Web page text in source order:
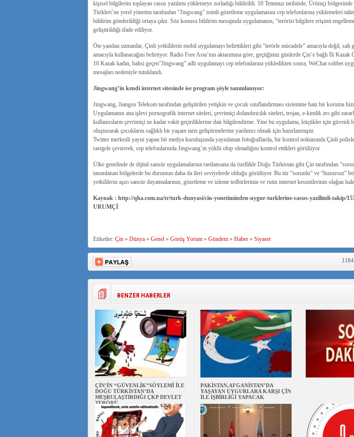
kişisel bilgilerini toplayan casus yazılımı yüklemeye zorladığı bildirildi. 10 Temmuz tarihinde, Ürümçi
Türkleri’ne yerel yönetim tarafından “Jingwang” isimli gözetleme uygulamasını cep telefonlarına yüklemeleri
bildirim gönderildiği ortaya çıktı. Söz konusu bildirim mesajında uygulamanın, “terörist bilgilere erişimi
geliştirildiği ifade ediliyor.
Öte yandan uzmanlar, Çinli yetkililerin mobil uygulamayı belirttikleri gibi “terörle mücadele” amacıyla değil, salt
amacıyla kullanacağını belirtiyor. Radio Free Asia’nın aktarımına göre, geçtiğimiz günlerde Çin’e bağlı İli Kazak
10 Kazak kadın, bahsi geçen”Jingwang” adlı uygulamayı cep telefonlarına yükledikten sonra, WeChat sohbet
mesajları nedeniyle tutuklandı.
Jingwang’in kendi internet sitesinde ise program şöyle tanımlanıyor:
Jingwang, Jiangsu Telekom tarafından geliştirilen yetişkin ve çocuk sınıflandırması sistemine haiz bir koruma
Uygulamanın ana işlevi pornografik internet siteleri, çevrimiçi dolandırıcılık siteleri, trojan, e-kimlik avı gibi
kullanıcıların çevrimiçi ne kadar vakit geçirdiklerine dair bilgilendirme. Yine bu uygulama, küçükler için güvenli
oluşturarak çocukların sağlıklı bir yaşam tarzı geliştirmelerine yardımcı olmak için hazırlanmıştır.
Twitter merkezli yayın yapan bir medya kuruluşunda yayınlanan fotoğraflarda, bir kontrol noktasında Çinli
rastgele çevirerek, cep telefonlarında Jingwang’ın yüklü olup olmadığını kontrol ettikleri görülüyor.
Ülke genelinde de dijital sansür uygulamalarına rastlansana da özellikle Doğu Türkistan gibi Çin tarafından
tanımlanan bölgelerde bu durumun daha da ileri seviyelerde olduğu görülüyor. Bu tür “sorunlu” ve “huzursuz”
yetkililerin aşırı sansür dayatmalarının, gözetleme ve izleme tedbirlerinin ve rutin internet kesintilerinin olağan
Kaynak : http://qha.com.ua/tr/turk-dunyasi/cin-yonetiminden-uygur-turklerine-casus-yazilimli-takip/
URUMÇİ
Etiketler: Çin» Dünya» Genel» Görüş Yorum» Gündem» Haber» Siyaset
BENZER HABERLER
ÇİN’İN “GÜVENLİK”SÖYLEMİ İLE
DOĞU TÜRKİSTAN’DA
MEŞRULAŞTIRDIĞI ÇKP DEVLET
TERÖRÜ
PAKİSTAN,AFGANİSTAN’DA
YAŞAYAN UYGURLARA KARŞI ÇİN
İLE İŞBİRLİĞİ YAPACAK